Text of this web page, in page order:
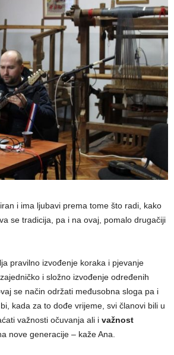
i ima ljubavi prema tome što radi, kako
se tradicija, pa i na ovaj, pomalo drugačiji
pravilno izvođenje koraka i pjevanje
i složno izvođenje određenih
se način održati međusobna sloga pa i
kada za to dođe vrijeme, svi članovi bili u
važnosti očuvanja ali i važnost
nove generacije – kaže Ana.